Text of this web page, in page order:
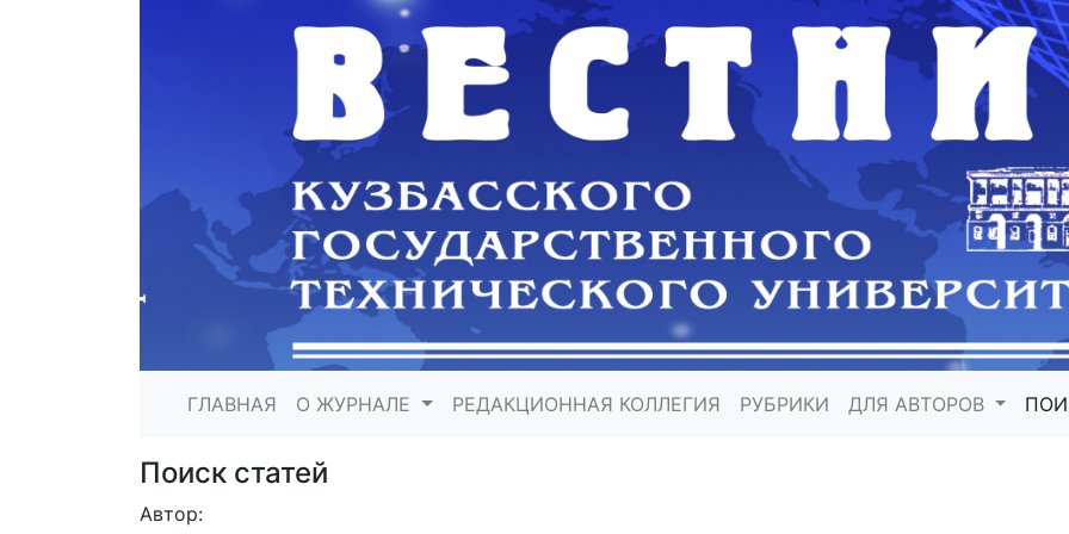
ГЛАВНАЯ О ЖУРНАЛЕ РЕДАКЦИОННАЯ КОЛЛЕГИЯ РУБРИКИ ДЛЯ АВТОРОВ
Поиск статей
Автор: